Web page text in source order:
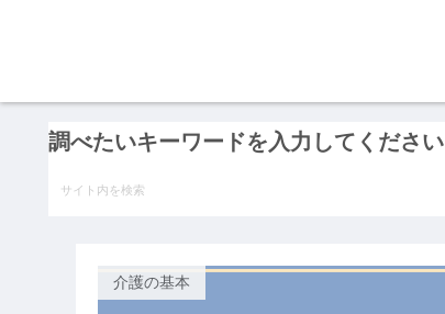
調べたいキーワードを入力してください
介護の基本